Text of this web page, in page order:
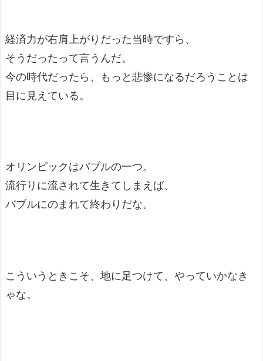
経済力が右肩上がりだった当時ですら、
そうだったって言うんだ。
今の時代だったら、もっと悲惨になるだろうことは
目に見えている。
オリンピックはバブルの一つ。
流行りに流されて生きてしまえば、
バブルにのまれて終わりだな。
こういうときこそ、地に足つけて、やっていかなき
ゃな。